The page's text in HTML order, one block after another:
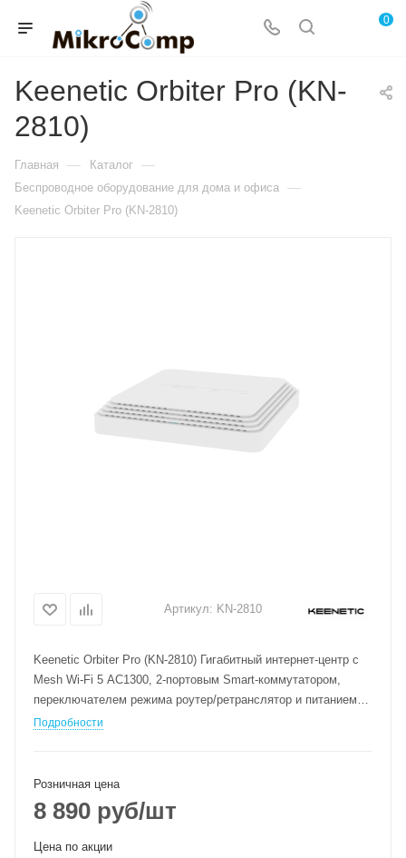
0
Keenetic Orbiter Pro (KN-
2810)
Главная — Каталог —
Беспроводное оборудование для дома и офиса —
Keenetic Orbiter Pro (KN-2810)
Артикул: KN-2810
Keenetic Orbiter Pro (KN-2810) Гигабитный интернет-центр с
Mesh Wi-Fi 5 AC1300, 2-портовым Smart-коммутатором,
переключателем режима роутер/ретранслятор и питанием
Power over Ethernet
Подробности
Розничная цена
8 890 руб/шт
Цена по акции